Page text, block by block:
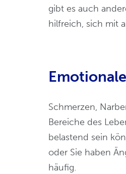
gibt es auch
hilfreich, sich mit
Schmerzen,
Bereiche des
belastend sein
oder Sie haben
häufig.